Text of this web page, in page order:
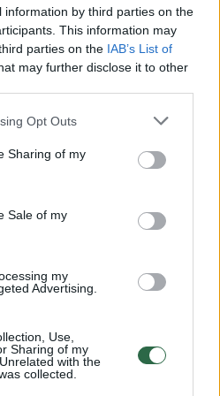
by third parties on the
This information may
parties on the IAB’s List of
may further disclose it to other
Opt Outs
Sharing of my
Sale of my
my
Advertising.
Use,
Sharing of my
with the
collected.
00:00:30
Vilniaus r.: dviejų moterų ir
00:00:57
karštas: temperatūra kils iki
bandymu įsitvirtinti
neteisus
orais užbaigsime darbo